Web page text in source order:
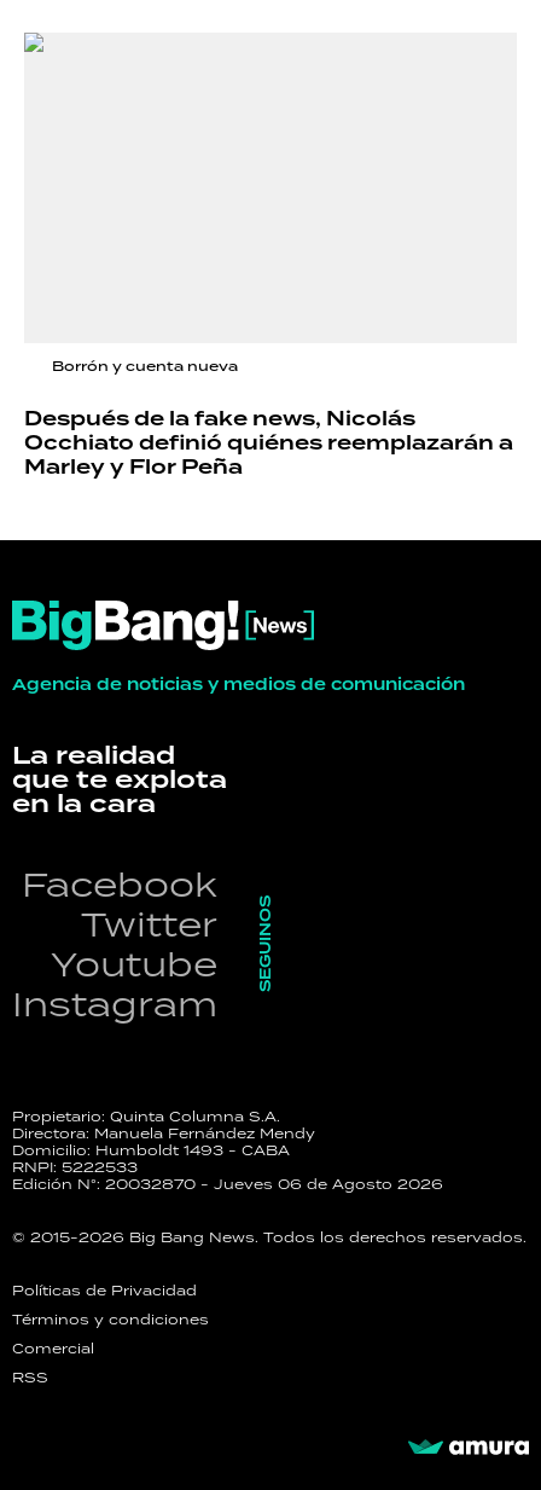
Borrón y cuenta nueva
Después de la fake news, Nicolás
Occhiato definió quiénes reemplazarán a
Marley y Flor Peña
Agencia de noticias y medios de comunicación
La realidad
que te explota
en la cara
Facebook
Twitter
Youtube
Instagram
SEGUINOS
Propietario: Quinta Columna S.A.
Directora: Manuela Fernández Mendy
Domicilio: Humboldt 1493 - CABA
RNPI: 5222533
Edición N°: 20032870 - Jueves 06 de Agosto 2026
© 2015-2026 Big Bang News. Todos los derechos reservados.
Políticas de Privacidad
Términos y condiciones
Comercial
RSS